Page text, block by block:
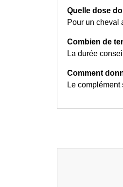
Quelle dose
Pour un cheval
Combien de
La durée
Comment
Le